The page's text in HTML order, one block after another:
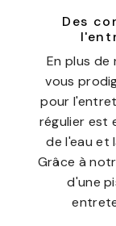
Des
En plus de
vous
pour
régulier est
de l'eau et
Grâce à
d'une